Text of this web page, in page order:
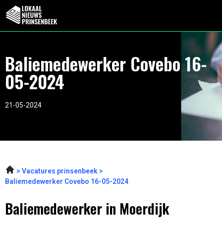
Baliemedewerker Covebo 16-
05-2024
21-05-2024
Vacatures prinsenbeek
Baliemedewerker Covebo 16-05-2024
Baliemedewerker in Moerdijk